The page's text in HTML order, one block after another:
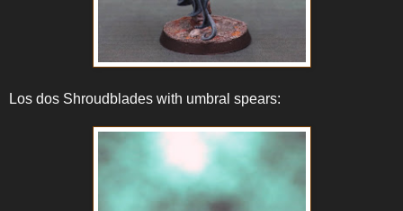
Los dos Shroudblades with umbral spears: